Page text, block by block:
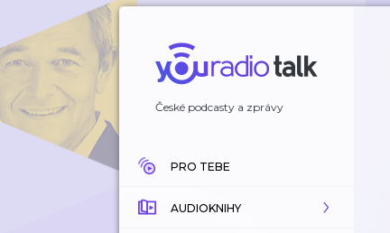
České podcasty a zprávy
PRO TEBE
AUDIOKNIHY